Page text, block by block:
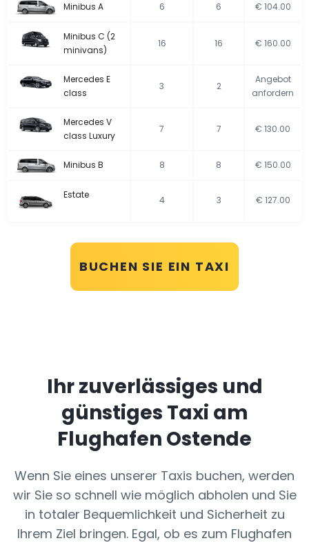
Minibus A 6 6 € 104.00
Minibus C (2
minivans)
16 16 € 160.00
Mercedes E
class
3 2
Angebot
anfordern
Mercedes V
class Luxury
7 7 € 130.00
Minibus B 8 8 € 150.00
Estate 4 3 € 127.00
BUCHEN SIE EIN TAXI
Ihr zuverlässiges und
günstiges Taxi am
Flughafen Ostende
Wenn Sie eines unserer Taxis buchen, werden
wir Sie so schnell wie möglich abholen und Sie
in totaler Bequemlichkeit und Sicherheit zu
Ihrem Ziel bringen. Egal, ob es zum Flughafen